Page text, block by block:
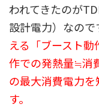
われてきたのが
設計電力）なので
える「ブースト
作での発熱量≒消
の最大消費電力
す。